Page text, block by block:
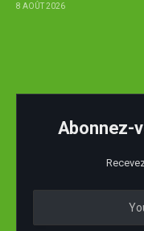
8 AOÛT 2026
Abonnez-